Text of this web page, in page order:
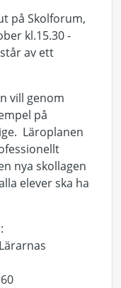
på Skolforum,
kl.15.30 -
av ett
vill genom
på
Läroplanen
nya skollagen
elever ska ha